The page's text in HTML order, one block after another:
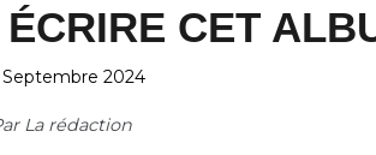
CET
Septembre 2024
La rédaction